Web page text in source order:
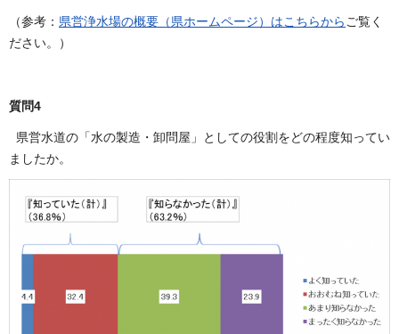
（参考： 県営浄水場の概要（県ホームページ）はこちらからご覧く
ださい。）
質問4
県営水道の「水の製造・卸問屋」としての役割をどの程度知ってい
ましたか。